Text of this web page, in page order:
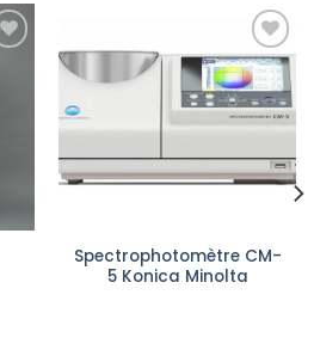
Ajouter
à la liste
Spectrophotomètre CM-
5 Konica Minolta